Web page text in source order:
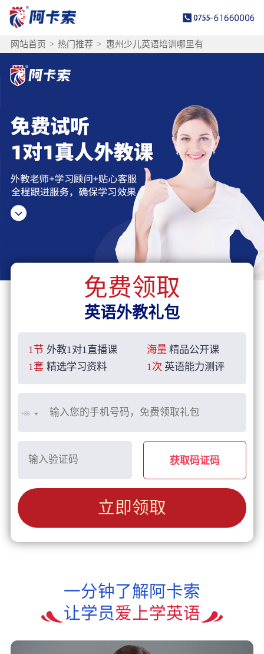
网站首页 > 热门推荐 > 惠州少儿英语培训哪里有
免费领取
英语外教礼包
1节 外教1对1直播课 海量 精品公开课
1套 精选学习资料 1次 英语能力测评
+86
获取码证码
立即领取
一分钟了解阿卡索
让学员爱上学英语